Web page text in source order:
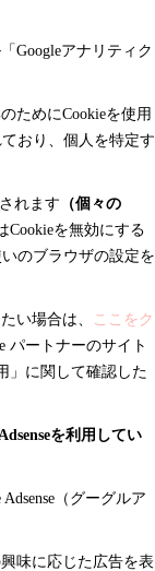
Googleアナリティク
ためにCookieを使用
おり、個人を特定す
れます （個々の
Cookieを無効にする
のブラウザの設定を
い場合は、
ここをク
パートナーのサイト
」に関して確認した
を利用してい
（グーグルア
味に応じた広告を表